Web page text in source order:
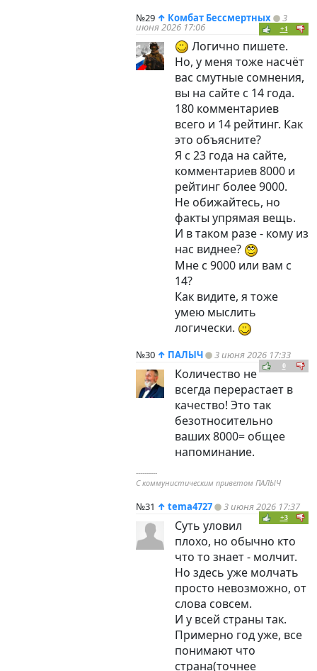
№29 ↑ Комбат Бессмертных 3
июня 2026 17:06 +1
Логично пишете.
Но, у меня тоже насчёт
вас смутные сомнения,
вы на сайте с 14 года.
180 комментариев
всего и 14 рейтинг. Как
это объясните?
Я с 23 года на сайте,
комментариев 8000 и
рейтинг более 9000.
Не обижайтесь, но
факты упрямая вещь.
И в таком разе - кому из
нас виднее?
Мне с 9000 или вам с
14?
Как видите, я тоже
умею мыслить
логически.
№30 ↑ ПАЛЫЧ 3 июня 2026 17:33
0
Количество не
всегда перерастает в
качество! Это так
безотносительно
ваших 8000= общее
напоминание.
----------
С коммунистическим приветом ПАЛЫЧ
№31 ↑ tema4727 3 июня 2026 17:37
+3
Суть уловил
плохо, но обычно кто
что то знает - молчит.
Но здесь уже молчать
просто невозможно, от
слова совсем.
И у всей страны так.
Примерно год уже, все
понимают что
страна(точнее